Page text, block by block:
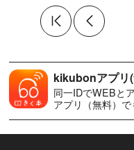
kikubonアプリ
同一IDでWEBと
アプリ（無料）で